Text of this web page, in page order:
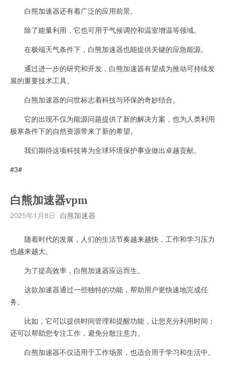
白熊加速器还有着广泛的应用前景。
除了能量利用，它也可用于气候调控和温室增温等领域。
在极端天气条件下，白熊加速器也能提供关键的应急能源。
通过进一步的研究和开发，白熊加速器有望成为推动可持续发
展的重要技术工具。
白熊加速器的问世标志着科技与环保的奇妙结合。
它的出现不仅为能源问题提供了新的解决方案，也为人类利用
极寒条件下的自然资源带来了新的希望。
我们期待这项科技将为全球环境保护事业做出卓越贡献。
#3#
白熊加速器vpm
2025年1月8日 白熊加速器
随着时代的发展，人们的生活节奏越来越快，工作和学习压力
也越来越大。
为了提高效率，白熊加速器应运而生。
这款加速器通过一些独特的功能，帮助用户更快速地完成任
务。
比如，它可以提供时间管理和提醒功能，让您充分利用时间；
还可以帮助您专注工作，避免分散注意力。
白熊加速器不仅适用于工作场景，也适合用于学习和生活中。